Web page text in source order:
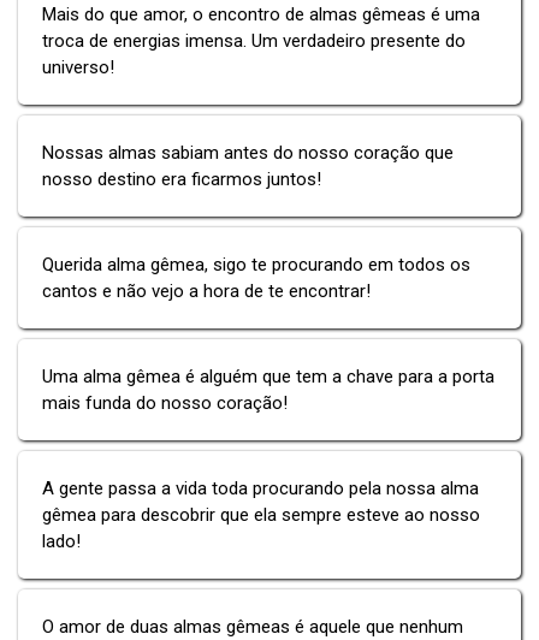
Mais do que amor, o encontro de almas gêmeas é uma
troca de energias imensa. Um verdadeiro presente do
universo!
Nossas almas sabiam antes do nosso coração que
nosso destino era ficarmos juntos!
Querida alma gêmea, sigo te procurando em todos os
cantos e não vejo a hora de te encontrar!
Uma alma gêmea é alguém que tem a chave para a porta
mais funda do nosso coração!
A gente passa a vida toda procurando pela nossa alma
gêmea para descobrir que ela sempre esteve ao nosso
lado!
O amor de duas almas gêmeas é aquele que nenhum